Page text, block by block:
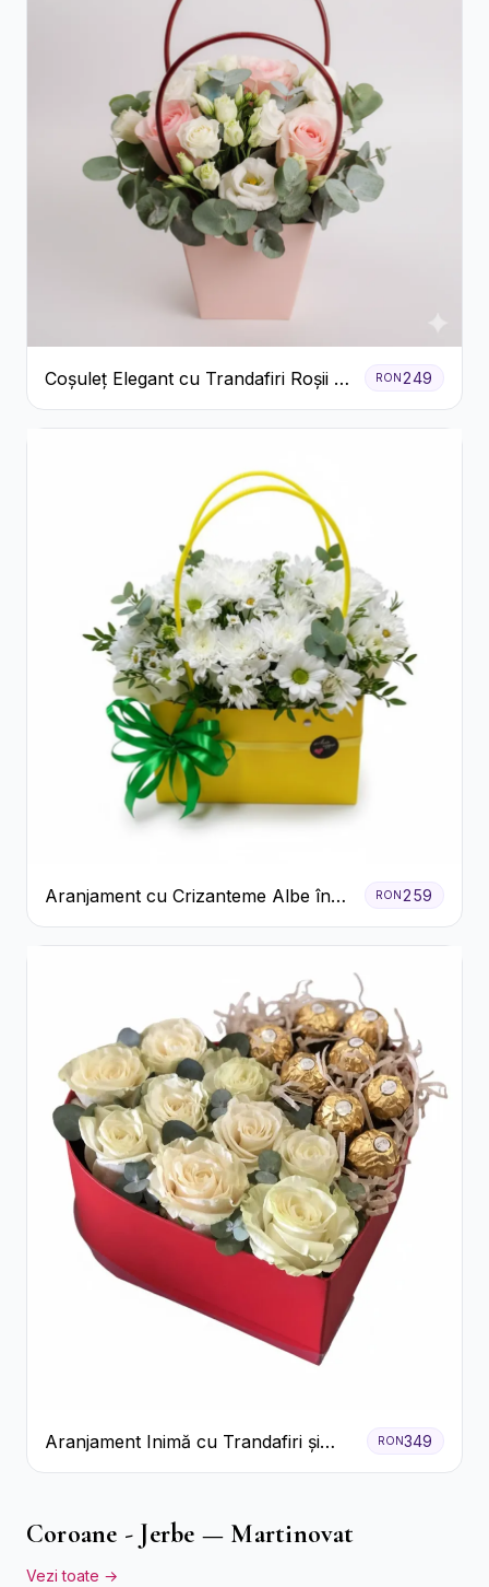
Coșuleț Elegant cu Trandafiri Roșii și
Lisianthus Alb
RON249
Aranjament cu Crizanteme Albe în
Cutie Galbenă
RON259
Aranjament Inimă cu Trandafiri și
Praline Ferrero
RON349
Coroane - Jerbe — Martinovat
Vezi toate →